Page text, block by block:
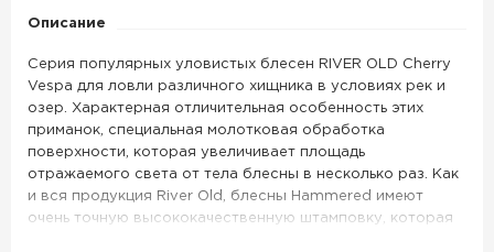
Iii
г
цв.
14
Описание
Серия популярных уловистых блесен RIVER OLD Cherry
Vespa для ловли различного хищника в условиях рек и
озер. Характерная отличительная особенность этих
приманок, специальная молотковая обработка
поверхности, которая увеличивает площадь
отражаемого света от тела блесны в несколько раз. Как
и вся продукция River Old, блесны Hammered имеют
очень точную высококачественную штамповку, которая